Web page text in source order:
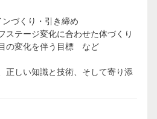
づくり・引き締め
ステージ変化に合わせた体づくり
の変化を伴う目標 など
正しい知識と技術、そして寄り添